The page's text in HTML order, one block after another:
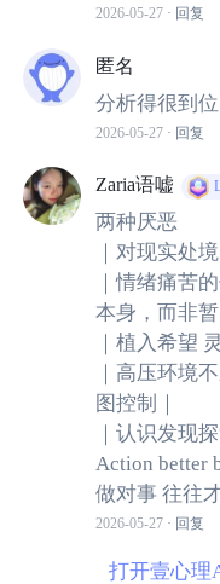
具有较高TIV水平的
己受到伤害或不公对待
成为其自我身份认同的
的受害者心态表现及
在强迫障碍的康复过
较早，症状持续时间
疗，药物以及物理治
“自己是症状
在一定程度上获得 次
2026-05-27 · 回复
匿名
分析得很到位
2026-05-27 · 回复
Zaria语嘘
两种厌恶
｜对现实处
｜情绪痛苦
本身，而非
｜植入希望
｜高压环境
图控制｜
｜认识发现
Action better
做对事 往往
2026-05-27 · 回复
打开壹心理